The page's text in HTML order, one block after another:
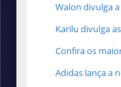
Walon divulga
Karilu divulga
Confira os
Adidas lança a